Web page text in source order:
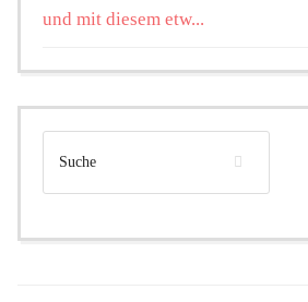
und mit diesem etw...